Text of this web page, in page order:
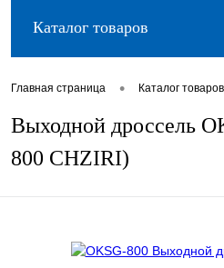
Каталог товаров
Главная страница • Каталог товаров
Выходной дроссель
800 CHZIRI)